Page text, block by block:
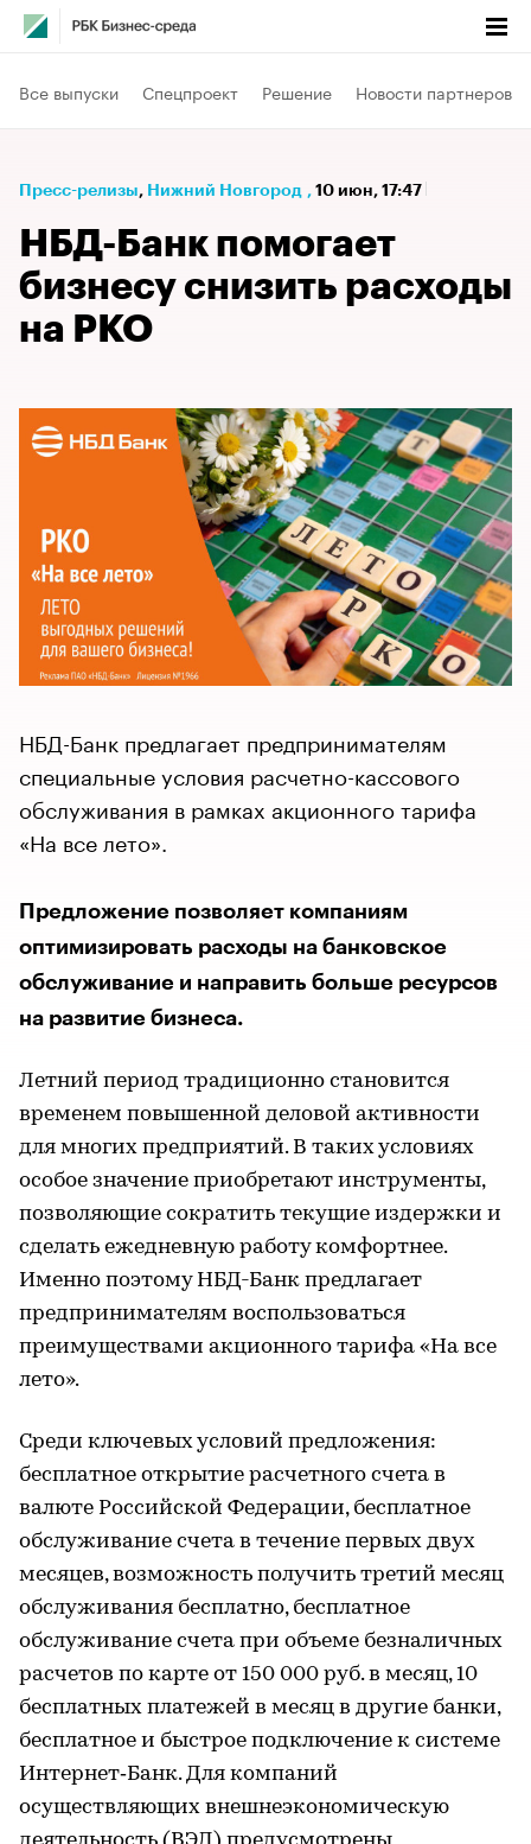
Все выпуски Спецпроект Решение Новости партнеров
Пресс-релизы⁠, Нижний Новгород , 10 июн, 17:47
НБД-Банк помогает
бизнесу снизить расходы
на РКО
НБД-Банк предлагает предпринимателям
специальные условия расчетно-кассового
обслуживания в рамках акционного тарифа
«На все лето».
Предложение позволяет компаниям
оптимизировать расходы на банковское
обслуживание и направить больше ресурсов
на развитие бизнеса.
Летний период традиционно становится
временем повышенной деловой активности
для многих предприятий. В таких условиях
особое значение приобретают инструменты,
позволяющие сократить текущие издержки и
сделать ежедневную работу комфортнее.
Именно поэтому НБД-Банк предлагает
предпринимателям воспользоваться
преимуществами акционного тарифа «На все
лето».
Среди ключевых условий предложения:
бесплатное открытие расчетного счета в
валюте Российской Федерации, бесплатное
обслуживание счета в течение первых двух
месяцев, возможность получить третий месяц
обслуживания бесплатно, бесплатное
обслуживание счета при объеме безналичных
расчетов по карте от 150 000 руб. в месяц, 10
бесплатных платежей в месяц в другие банки,
бесплатное и быстрое подключение к системе
Интернет‑Банк. Для компаний
осуществляющих внешнеэкономическую